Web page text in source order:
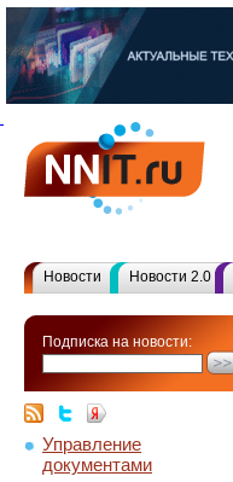
Новости Новости 2.0
Подписка на новости:
Управление
документами